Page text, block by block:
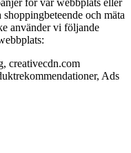
och mäta
använder vi följande
creativecdn.com
Ads